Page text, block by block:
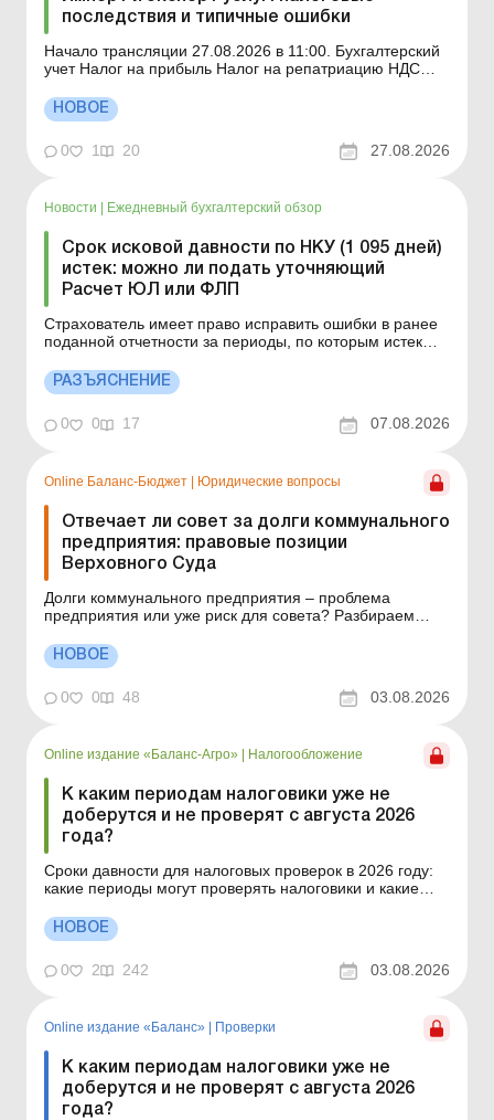
последствия и типичные ошибки
Начало трансляции 27.08.2026 в 11:00. Бухгалтерский
учет Налог на прибыль Налог на репатриацию НДС
экспорт услуг: налоговые последствия и типичные
ошибки» будет транслироваться на этой странице.
НОВОЕ
0 1 20 27.08.2026
Новости Ежедневный бухгалтерский обзор
Срок исковой давности по НКУ (1 095 дней)
истек: можно ли подать уточняющий
Расчет ЮЛ или ФЛП
Страхователь имеет право исправить ошибки в ранее
поданной отчетности за периоды, по которым истек
теме: День бухгалтера с Uteka: главные учетно-
налоговые изменения июля – 2026! Налоговый расчет
по обновленной форме юрлица впервые подают з...
РАЗЪЯСНЕНИЕ
0 0 17 07.08.2026
Online Баланс-Бюджет | Юридические вопросы
Отвечает ли совет за долги коммунального
предприятия: правовые позиции
Верховного Суда
Долги коммунального предприятия – проблема
предприятия или уже риск для совета? Разбираем
рекомендации. Чи можна стягнути борг комунального
підприємства з ради-засновника? КП не розрахувалося
з вами, майна недостатньо, а виконавче провадження
не ...
НОВОЕ
0 0 48 03.08.2026
Online издание «Баланс-Агро» | Налогообложение
К каким периодам налоговики уже не
доберутся и не проверят с августа 2026
года?
Сроки давности для налоговых проверок в 2026 году:
какие периоды могут проверять налоговики и какие
право на проверку За какие налоговые периоды
предприятию уже можно не ожидать доначислений
НОВОЕ
0 2 242 03.08.2026
Online издание «Баланс» Проверки
К каким периодам налоговики уже не
доберутся и не проверят с августа 2026
года?